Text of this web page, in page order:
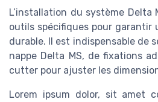
L’installation du système Delta
outils spécifiques pour garantir
durable. Il est indispensable de
nappe Delta MS, de fixations
cutter pour ajuster les
Lorem ipsum dolor, sit amet